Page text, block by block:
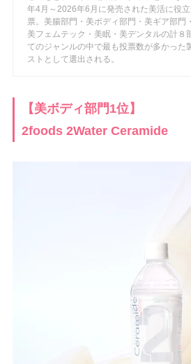
年4月～2026年6月に発売された美活に役
票。美腸部門・美ボディ部門・美ギア部門
美フェムテック・美眠・美デンタルの計８
てのジャンルの中で最も投票数が多かった
ストとして選出される。
【美ボディ部門1位】
2foods 2Water Ceramide